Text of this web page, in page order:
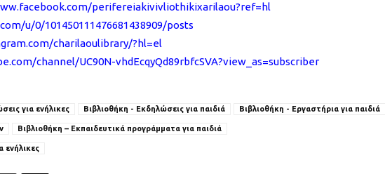
perifereiakivivliothikixarilaou?ref=hl
u/0/101450111476681438909/posts
charilaoulibrary/?hl=el
channel/UC90N-vhdEcqyQd89rbfcSVA?view_as=subscriber
για ενήλικες Βιβλιοθήκη - Εκδηλώσεις για παιδιά Βιβλιοθήκη - Εργαστήρια για παιδιά
Βιβλιοθήκη – Εκπαιδευτικά προγράμματα για παιδιά
ενήλικες